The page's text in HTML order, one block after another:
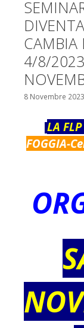
CAMBIA
4/8/
8 Novembre 2023
LA
FOGGIA-